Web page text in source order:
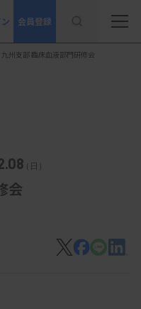
会員登録
九州支部 臨床血液部門研修会
（日）
会